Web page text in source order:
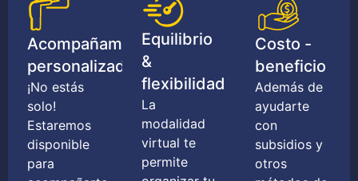
Acompañamiento
personalizado
¡No estás
solo!
Estaremos
disponible
para
Equilibrio
&
flexibilidad
La
modalidad
virtual te
permite
Costo -
beneficio
Además de
ayudarte
con
subsidios y
otros